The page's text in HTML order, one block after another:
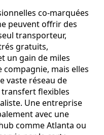
co‑marquées
peuvent offrir des
transporteur,
gratuits,
un gain de miles
mais elles
vaste réseau de
flexibles
Une entreprise
avec une
comme Atlanta ou